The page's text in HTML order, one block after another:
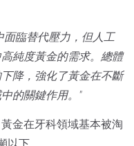
面臨替代壓力，但人工
純度黃金的需求。總體
降，強化了黃金在不斷
的關鍵作用。"
金在牙科領域基本被淘